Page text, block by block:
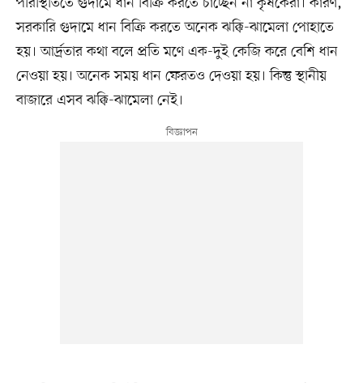
সরকারি গুদামে ধান বিক্রি করতে অনেক ঝক্কি-ঝামেলা পোহাতে
হয়। আর্দ্রতার কথা বলে প্রতি মণে এক-দুই কেজি করে বেশি ধান
নেওয়া হয়। অনেক সময় ধান ফেরতও দেওয়া হয়। কিন্তু স্থানীয়
বাজারে এসব ঝক্কি-ঝামেলা নেই।